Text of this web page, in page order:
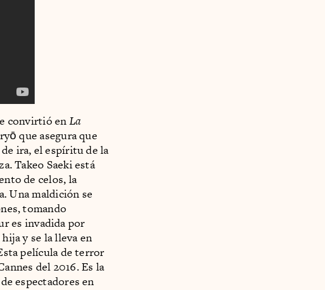
convirtió en La
que asegura que
ira, el espíritu de la
Takeo Saeki está
de celos, la
Una maldición se
tomando
es invadida por
y se la lleva en
película de terror
del 2016. Es la
espectadores en